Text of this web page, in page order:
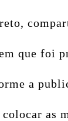
que foi
a
as